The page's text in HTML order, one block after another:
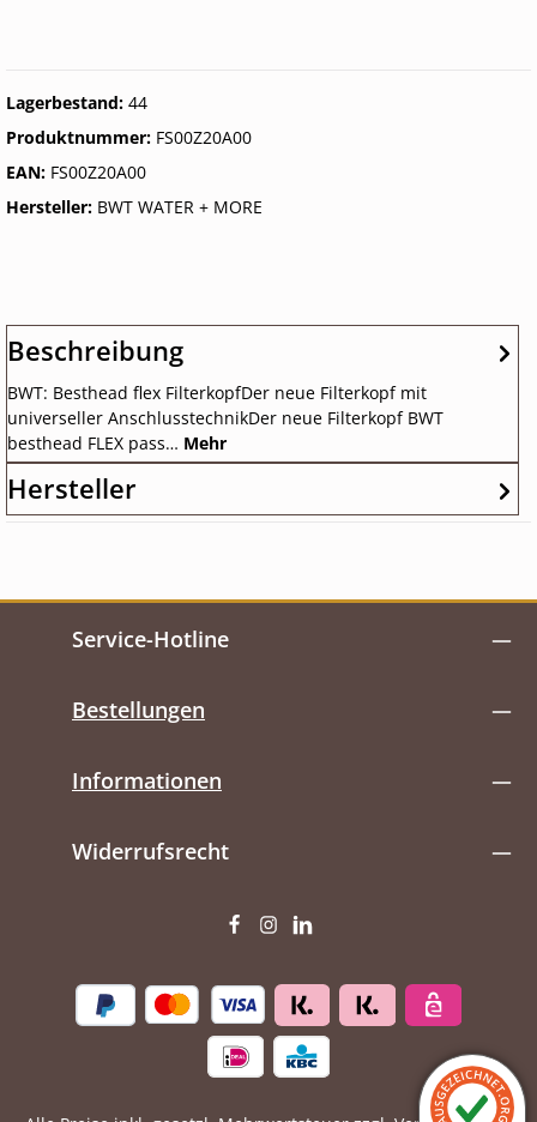
Lagerbestand: 44
Produktnummer: FS00Z20A00
EAN: FS00Z20A00
Hersteller: BWT WATER + MORE
Beschreibung
BWT: Besthead flex FilterkopfDer neue Filterkopf mit
universeller AnschlusstechnikDer neue Filterkopf BWT
besthead FLEX pass… Mehr
Hersteller
Service-Hotline
Bestellungen
Informationen
Widerrufsrecht